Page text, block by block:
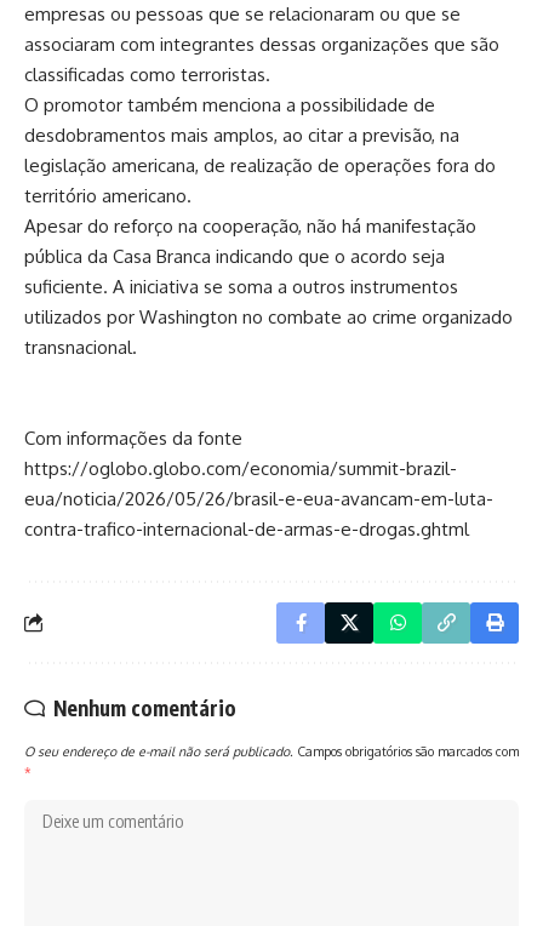
empresas ou pessoas que se relacionaram ou que se
associaram com integrantes dessas organizações que são
classificadas como terroristas.
O promotor também menciona a possibilidade de
desdobramentos mais amplos, ao citar a previsão, na
legislação americana, de realização de operações fora do
território americano.
Apesar do reforço na cooperação, não há manifestação
pública da Casa Branca indicando que o acordo seja
suficiente. A iniciativa se soma a outros instrumentos
utilizados por Washington no combate ao crime organizado
transnacional.
Com informações da fonte
https://oglobo.globo.com/economia/summit-brazil-
eua/noticia/2026/05/26/brasil-e-eua-avancam-em-luta-
contra-trafico-internacional-de-armas-e-drogas.ghtml
Nenhum comentário
O seu endereço de e-mail não será publicado. Campos obrigatórios são marcados com
*